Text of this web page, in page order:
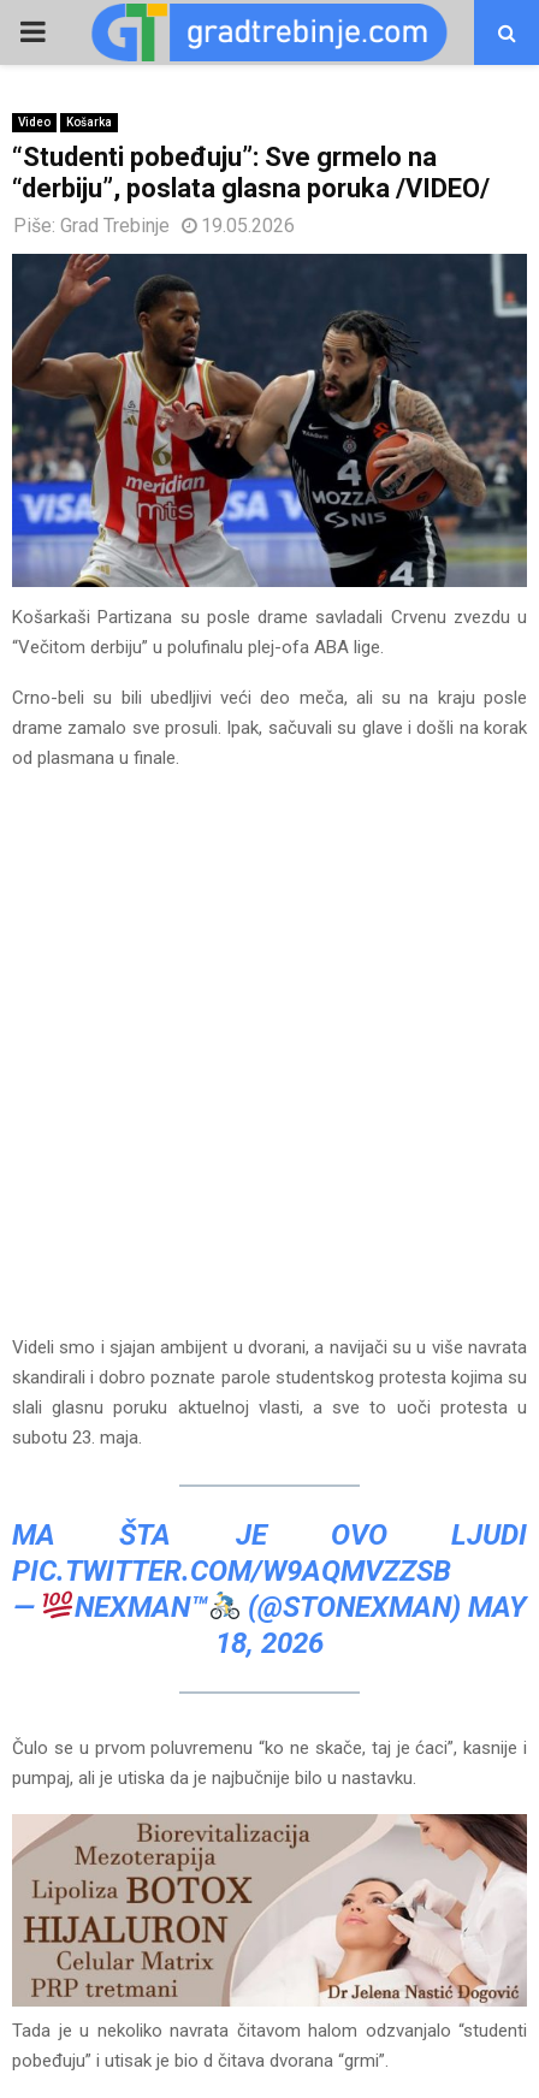
PRIMARY
Video Košarka
“Studenti pobeđuju”: Sve grmelo na
“derbiju”, poslata glasna poruka /VIDEO/
Piše: Grad Trebinje 19.05.2026
Košarkaši Partizana su posle drame savladali Crvenu zvezdu u
“Večitom derbiju” u polufinalu plej-ofa ABA lige.
Crno-beli su bili ubedljivi veći deo meča, ali su na kraju posle
drame zamalo sve prosuli. Ipak, sačuvali su glave i došli na korak
od plasmana u finale.
Videli smo i sjajan ambijent u dvorani, a navijači su u više navrata
skandirali i dobro poznate parole studentskog protesta kojima su
slali glasnu poruku aktuelnoj vlasti, a sve to uoči protesta u
subotu 23. maja.
MA ŠTA JE OVO LJUDI
PIC.TWITTER.COM/W9AQMVZZSB
—
NEXMAN™ (@STONEXMAN)MAY
18, 2026
Čulo se u prvom poluvremenu “ko ne skače, taj je ćaci”, kasnije i
pumpaj, ali je utiska da je najbučnije bilo u nastavku.
Tada je u nekoliko navrata čitavom halom odzvanjalo “studenti
pobeđuju” i utisak je bio d čitava dvorana “grmi”.